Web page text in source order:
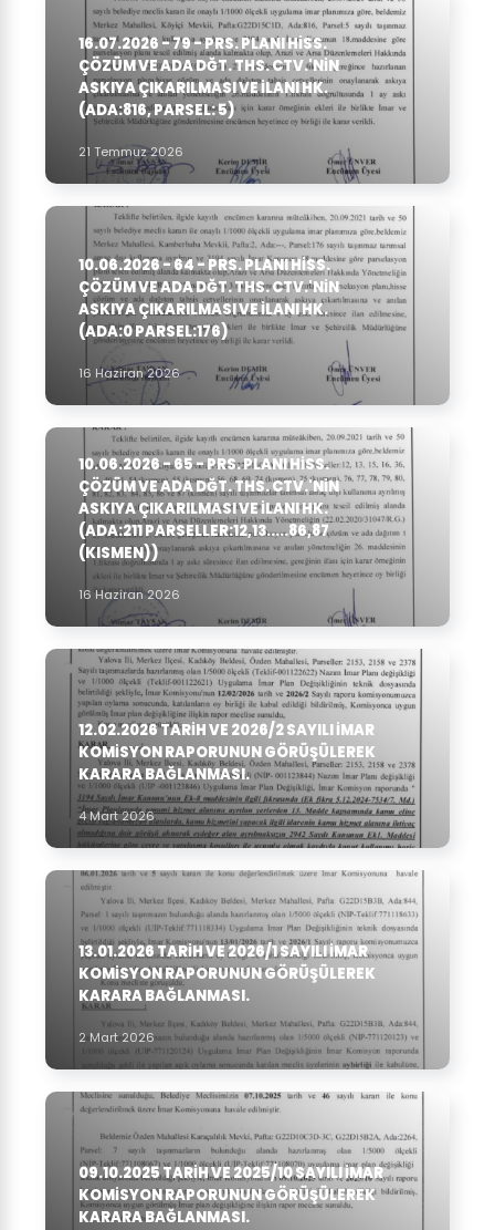
16.07.2026 - 79 - PRS. PLANI HISS.
ÇÖZÜM VE ADA DĞT. THS. CTV.'NIN
ASKIYA ÇIKARILMASI VE ILANI HK.
(ADA:816, PARSEL: 5)
21 Temmuz 2026
10.06.2026 - 64 - PRS. PLANI HISS.
ÇÖZÜM VE ADA DĞT. THS. CTV.'NIN
ASKIYA ÇIKARILMASI VE ILANI HK.
(ADA:0 PARSEL:176)
16 Haziran 2026
10.06.2026 - 65 - PRS. PLANI HISS.
ÇÖZÜM VE ADA DĞT. THS. CTV.'NIN
ASKIYA ÇIKARILMASI VE ILANI HK.
(ADA:211 PARSELLER:12,13.....86,87
(KISMEN))
16 Haziran 2026
12.02.2026 TARIH VE 2026/2 SAYILI İMAR
KOMISYON RAPORUNUN GÖRÜŞÜLEREK
KARARA BAĞLANMASI.
4 Mart 2026
13.01.2026 TARIH VE 2026/1 SAYILI İMAR
KOMISYON RAPORUNUN GÖRÜŞÜLEREK
KARARA BAĞLANMASI.
2 Mart 2026
09.10.2025 TARIH VE 2025/10 SAYILI İMAR
KOMISYON RAPORUNUN GÖRÜŞÜLEREK
KARARA BAĞLANMASI.